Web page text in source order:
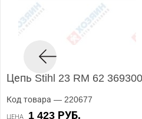
Цепь Stihl 23 RM 62
Код товара — 220677
ЦЕНА 1 423 РУБ.